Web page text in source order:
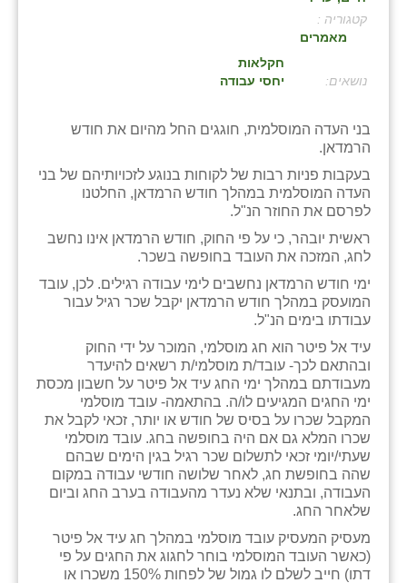
קטגוריה :
מאמרים
:
חקלאות
יחסי עבודה
בני העדה המוסלמית, חוגגים החל מהיום את חודש
הרמדאן.
בעקבות פניות רבות של לקוחות בנוגע לזכויותיהם של בני
העדה המוסלמית במהלך חודש הרמדאן, החלטנו
לפרסם את החוזר הנ"ל.
ראשית יובהר, כי על פי החוק, חודש הרמדאן אינו נחשב
לחג, המזכה את העובד בחופשה בשכר.
ימי חודש הרמדאן נחשבים לימי עבודה רגילים. לכן, עובד
המועסק במהלך חודש הרמדאן יקבל שכר רגיל עבור
עבודתו בימים הנ"ל.
עיד אל פיטר הוא חג מוסלמי, המוכר על ידי החוק
ובהתאם לכך- עובד/ת מוסלמי/ת רשאים להיעדר
מעבודתם במהלך ימי החג עיד אל פיטר על חשבון מכסת
ימי החגים המגיעים לו/ה. בהתאמה- עובד מוסלמי
המקבל שכרו על בסיס של חודש או יותר, זכאי לקבל את
שכרו המלא גם אם היה בחופשה בחג. עובד מוסלמי
שעתי/יומי זכאי לתשלום שכר רגיל בגין הימים שבהם
שהה בחופשת חג, לאחר שלושה חודשי עבודה במקום
העבודה, ובתנאי שלא נעדר מהעבודה בערב החג וביום
שלאחר החג.
מעסיק המעסיק עובד מוסלמי במהלך חג עיד אל פיטר
(כאשר העובד המוסלמי בוחר לחגוג את החגים על פי
דתו) חייב לשלם לו גמול של לפחות 150% משכרו או
בני ציון
ֿגבעת שפירא
גן הדרום
גן השומרון
גני עם
גני יהודה
גנות
ורד יריחו
דקל
זוהר
הדר עם
חבצלת השרון
חמרה
חרב לאת